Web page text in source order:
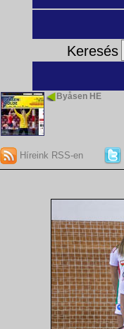
Keresés
Byåsen HE
Híreink RSS-en